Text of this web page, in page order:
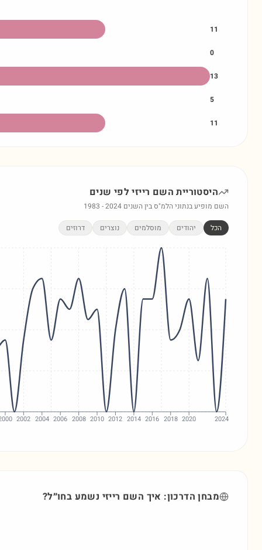
11
0
13
5
11
היסטוריית השם רייזילפי שנים
השם מופיע בנתוני הלמ"ס בין השנים 1983 -2024
הכל יהודים מוסלמים נוצרים דרוזים
2002 2004 2006 2008 2010 2012 2014 2016 2018 2020 2024
מבחן הדרכון: איך השם רייזי נשמע בחו״ל?